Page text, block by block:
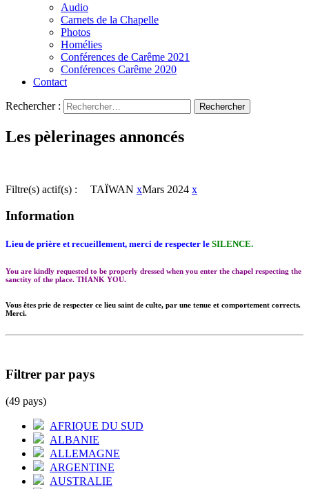
Audio
Carnets de la Chapelle
Photos
Homélies
Conférences de Carême 2021
Conférences Carême 2020
Contact
Rechercher :
Les pèlerinages annoncés
Filtre(s) actif(s) : TAÏWAN xMars 2024 x
Information
Lieu de prière et recueillement, merci de respecter le SILENCE.
You are kindly requested to be properly dressed when you enter the chapel respecting the
sanctity of the place. THANK YOU.
Vous êtes prie de respecter ce lieu saint de culte, par une tenue et comportement corrects.
Merci.
Filtrer par pays
(49 pays)
AFRIQUE DU SUD
ALBANIE
ALLEMAGNE
ARGENTINE
AUSTRALIE